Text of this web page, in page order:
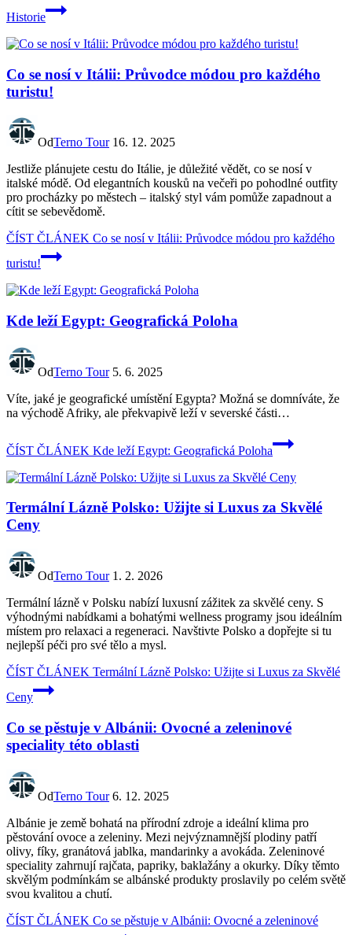
Historie
Co se nosí v Itálii: Průvodce módou pro každého
turistu!
OdTerno Tour 16. 12. 2025
Jestliže plánujete cestu do Itálie, je důležité vědět, co se nosí v
italské módě. Od elegantních kousků na večeři po pohodlné outfity
pro procházky po městech – italský styl vám pomůže zapadnout a
cítit se sebevědomě.
ČÍST ČLÁNEK Co se nosí v Itálii: Průvodce módou pro každého
turistu!
Kde leží Egypt: Geografická Poloha
OdTerno Tour 5. 6. 2025
Víte, ‍jaké​ je geografické ‍umístění⁢ Egypta? Možná se domníváte,⁣ že
na východě Afriky, ale překvapivě leží⁢ v severské části…
ČÍST ČLÁNEK Kde leží Egypt: Geografická Poloha
Termální Lázně Polsko: Užijte si Luxus za Skvělé
Ceny
OdTerno Tour 1. 2. 2026
Termální lázně v Polsku nabízí luxusní zážitek za skvělé ceny. S
výhodnými nabídkami a bohatými wellness programy jsou ideálním
místem pro relaxaci a regeneraci. Navštivte Polsko a dopřejte si tu
nejlepší péči pro své tělo a mysl.
ČÍST ČLÁNEK Termální Lázně Polsko: Užijte si Luxus za Skvělé
Ceny
Co se pěstuje v Albánii: Ovocné a zeleninové
speciality této oblasti
OdTerno Tour 6. 12. 2025
Albánie je země bohatá na přírodní zdroje a ideální klima pro
pěstování ovoce a zeleniny. Mezi nejvýznamnější plodiny patří
olivy, fíky, granátová jablka, mandarinky a avokáda. Zeleninové
speciality zahrnují rajčata, papriky, baklažány a okurky. Díky těmto
skvělým podmínkám se albánské produkty proslavily po celém světě
svou kvalitou a chutí.
ČÍST ČLÁNEK Co se pěstuje v Albánii: Ovocné a zeleninové